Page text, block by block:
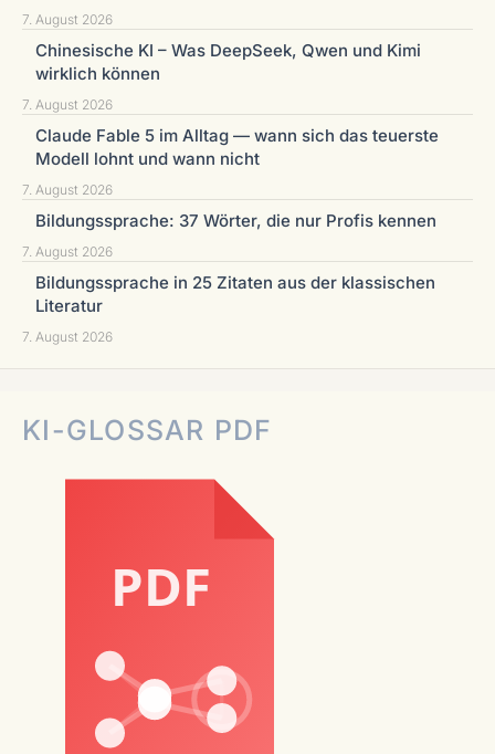
7. August 2026
Chinesische KI – Was DeepSeek, Qwen und Kimi
wirklich können
7. August 2026
Claude Fable 5 im Alltag — wann sich das teuerste
Modell lohnt und wann nicht
7. August 2026
Bildungssprache: 37 Wörter, die nur Profis kennen
7. August 2026
Bildungssprache in 25 Zitaten aus der klassischen
Literatur
7. August 2026
KI-GLOSSAR PDF